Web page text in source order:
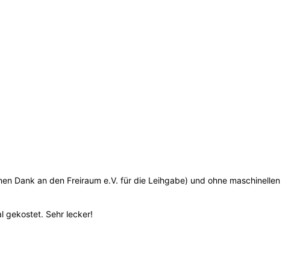
Dank an den Freiraum e.V. für die Leihgabe) und ohne maschinellen
gekostet. Sehr lecker!